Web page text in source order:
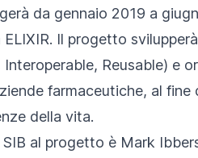
da gennaio 2019 a
Il progetto
Reusable) e
farmaceutiche, al
della vita.
al progetto è Mark